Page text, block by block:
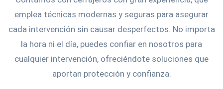
emplea técnicas modernas y seguras para asegurar
cada intervención sin causar desperfectos. No importa
la hora ni el día, puedes confiar en nosotros para
cualquier intervención, ofreciéndote soluciones que
aportan protección y confianza.